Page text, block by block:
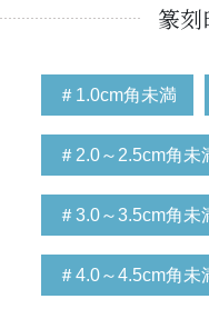
篆
＃1.0cm角未満
＃2.0～2.5cm角未
＃3.0～3.5cm角未
＃4.0～4.5cm角未